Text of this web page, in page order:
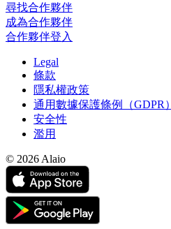
尋找合作夥伴
成為合作夥伴
合作夥伴登入
Legal
條款
隱私權政策
通用數據保護條例（GDPR）
安全性
濫用
© 2026 Alaio